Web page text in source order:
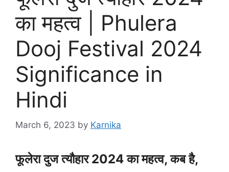
का महत्व | Phulera
Dooj Festival 2024
Significance in
Hindi
March 6, 2023 by Karnika
फूलेरा दुज त्यौहार 2024 का महत्व, कब है,